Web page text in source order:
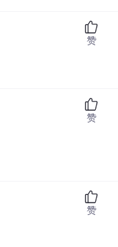
赞
赞
赞